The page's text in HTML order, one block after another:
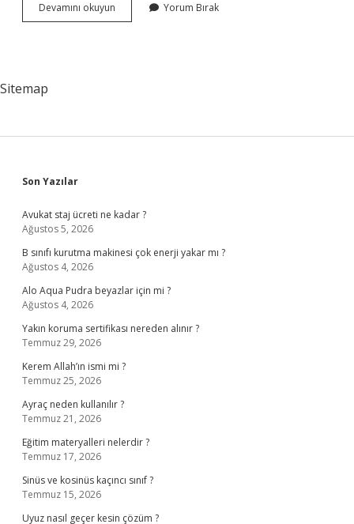
Devamını okuyun
Aşırı
Yorum Bırak
Sitemap
Sidebar
Son Yazılar
Avukat staj ücreti ne kadar ?
Ağustos 5, 2026
B sınıfı kurutma makinesi çok enerji yakar mı ?
Ağustos 4, 2026
Alo Aqua Pudra beyazlar için mi ?
Ağustos 4, 2026
Yakın koruma sertifikası nereden alınır ?
Temmuz 29, 2026
Kerem Allah’ın ismi mi ?
Temmuz 25, 2026
Ayraç neden kullanılır ?
Temmuz 21, 2026
Eğitim materyalleri nelerdir ?
Temmuz 17, 2026
Sinüs ve kosinüs kaçıncı sınıf ?
Temmuz 15, 2026
Uyuz nasıl geçer kesin çözüm ?